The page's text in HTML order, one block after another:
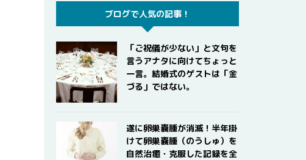
ブログで人気の記事！
「ご祝儀が少ない」と文句を
言うアナタに向けてちょっと
一言。結婚式のゲストは「金
づる」ではない。
遂に卵巣嚢腫が消滅！半年掛
けて卵巣嚢腫（のうしゅ）を
自然治癒・克服した記録を全